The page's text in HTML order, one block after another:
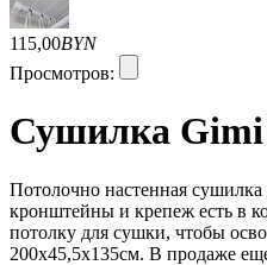
115,00BYN
Просмотров:
Сушилка
Потолочно настенная
кронштейны и крепеж есть в
потолку для сушки, чтобы
200x45,5x135cм. В продаже